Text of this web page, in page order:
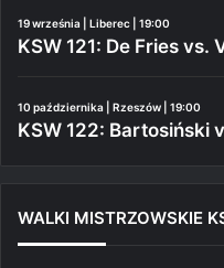
19 września | Liberec | 19:00
KSW 121: De Fries vs.
10 października | Rzeszów | 19:00
KSW 122: Bartosiński
WALKI MISTRZOWSKIE